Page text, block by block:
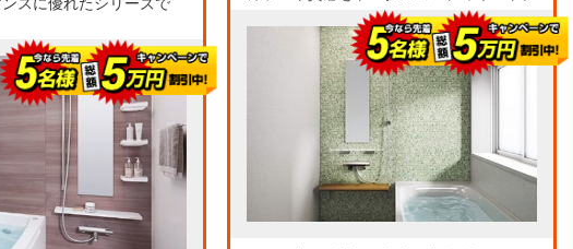
スに優れたシリーズで